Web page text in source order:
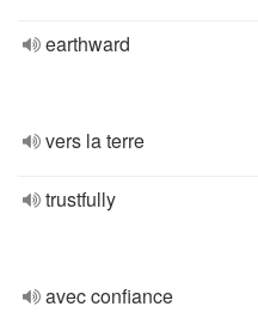
earthward
vers la terre
trustfully
avec confiance